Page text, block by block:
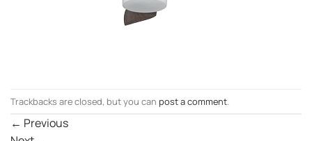
Trackbacks are closed, but you can post a comment
← Previous